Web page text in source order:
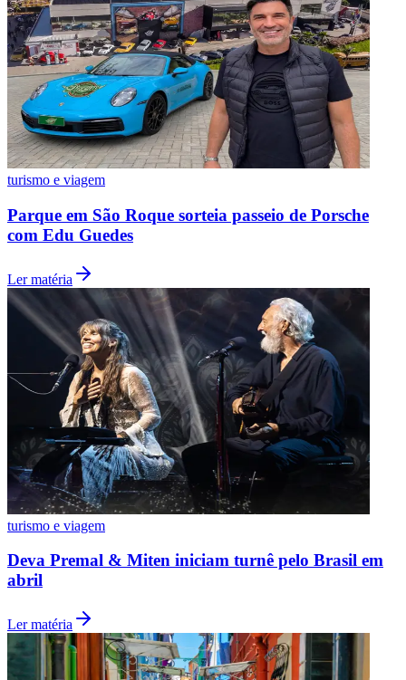
Botafogo
Grêmio
turismo e viagem
Parque em São Roque sorteia passeio de Porsche
com Edu Guedes
Ler matéria
turismo e viagem
Deva Premal & Miten iniciam turnê pelo Brasil em
abril
Ler matéria